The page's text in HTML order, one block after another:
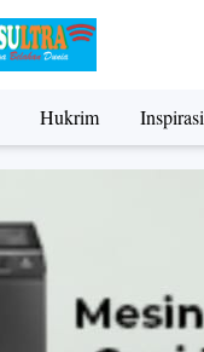
Hukrim Inspirasi